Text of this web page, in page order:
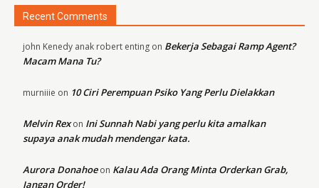
Recent Comments
john Kenedy anak robert enting on Bekerja Sebagai Ramp Agent?
Macam Mana Tu?
murniiie on 10 Ciri Perempuan Psiko Yang Perlu Dielakkan
Melvin Rexon Ini Sunnah Nabi yang perlu kita amalkan
supaya anak mudah mendengar kata.
Aurora Donahoeon Kalau Ada Orang Minta Orderkan Grab,
Jangan Order!